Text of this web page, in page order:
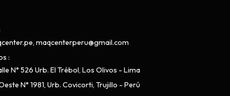
maqcenterperu@gmail.com
N° 526 Urb. El Trébol, Los Olivos - Lima
N° 1981, Urb. Covicorti, Trujillo - Perú